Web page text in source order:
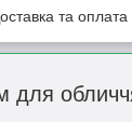
та оплата
для